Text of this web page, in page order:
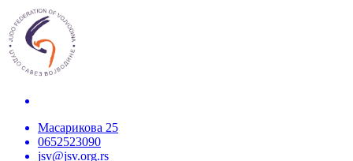
Масарикова 25
0652523090
jsv@jsv.org.rs